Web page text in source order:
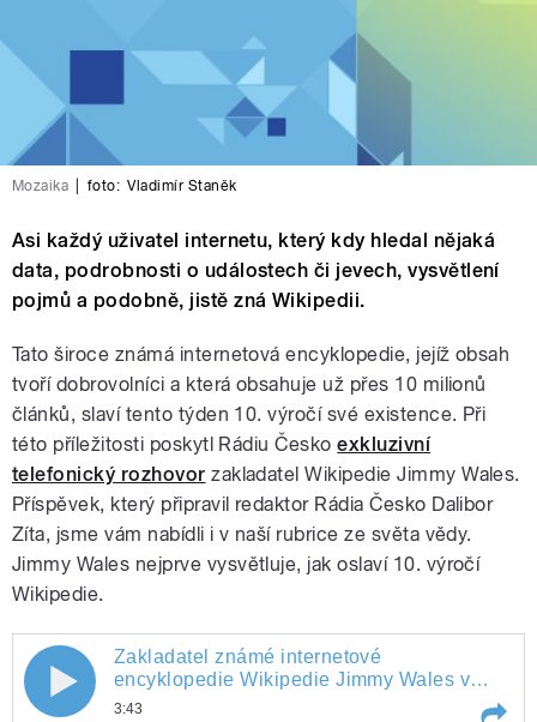
Mozaika foto: Vladimír Staněk
Asi každý uživatel internetu, který kdy hledal nějaká
data, podrobnosti o událostech či jevech, vysvětlení
pojmů a podobně, jistě zná Wikipedii.
Tato široce známá internetová encyklopedie, jejíž obsah
tvoří dobrovolníci a která obsahuje už přes 10 milionů
článků, slaví tento týden 10. výročí své existence. Při
této příležitosti poskytl Rádiu Českoexkluzivní
telefonický rozhovor zakladatel Wikipedie Jimmy Wales.
Příspěvek, který připravil redaktor Rádia Česko Dalibor
Zíta, jsme vám nabídli i v naší rubrice ze světa vědy.
Jimmy Wales nejprve vysvětluje, jak oslaví 10. výročí
Wikipedie.
Zakladatel známé internetové
Zakladatel známé internetové
encyklopedie Wikipedie Jimmy Wales v
exkluzivním rozhovoru pro Rádio Česko,
3:43